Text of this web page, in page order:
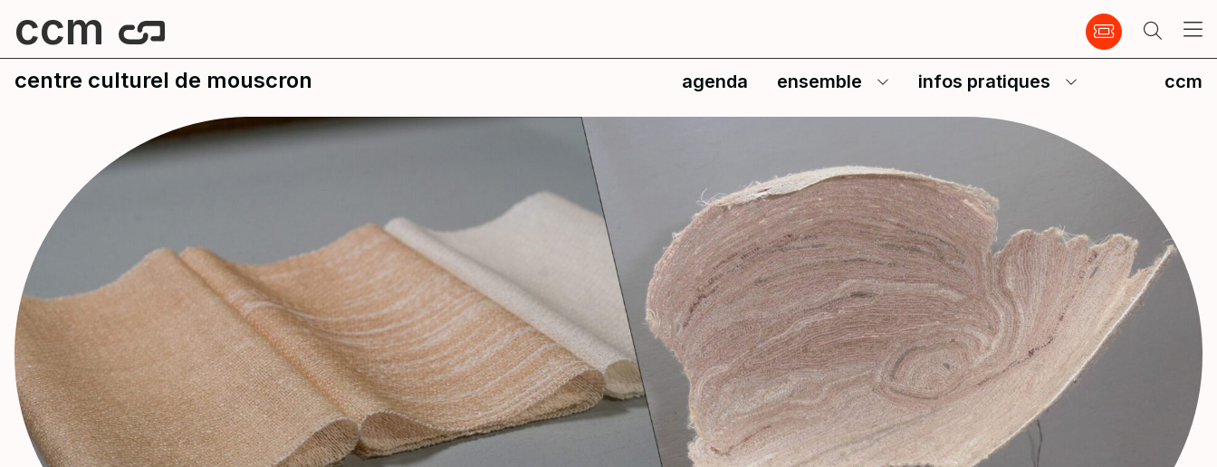
ccm
centre culturel de mouscron agenda ensemble infos pratiques ccm